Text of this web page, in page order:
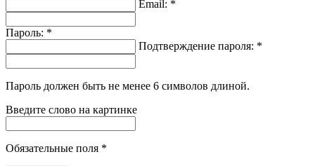
Email: *
Пароль: *
Подтверждение пароля: *
Пароль должен быть не менее 6 символов длиной.
Введите слово на картинке
Обязательные поля *